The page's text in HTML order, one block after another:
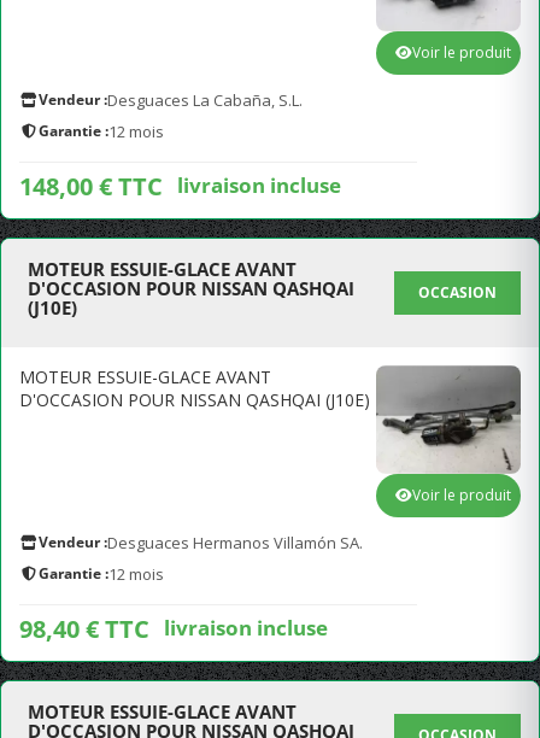
Vendeur :Desguaces La Cabaña, S.L.
Garantie :12 mois
148,00 € TTC livraison incluse
Voir le produit
MOTEUR ESSUIE-GLACE AVANT
D'OCCASION POUR NISSAN QASHQAI
(J10E)
OCCASION
MOTEUR ESSUIE-GLACE AVANT
D'OCCASION POUR NISSAN QASHQAI (J10E)
Vendeur :Desguaces Hermanos Villamón SA.
Garantie :12 mois
98,40 € TTC livraison incluse
Voir le produit
MOTEUR ESSUIE-GLACE AVANT
D'OCCASION POUR NISSAN QASHQAI